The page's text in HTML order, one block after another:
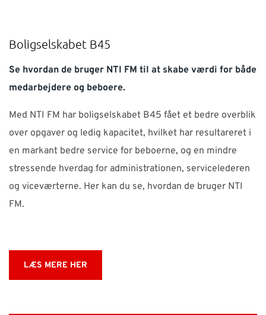
Boligselskabet B45
Se hvordan de bruger NTI FM til at skabe værdi for både
medarbejdere og beboere.
Med NTI FM har boligselskabet B45 fået et bedre overblik
over opgaver og ledig kapacitet, hvilket har resultareret i
en markant bedre service for beboerne, og en mindre
stressende hverdag for administrationen, servicelederen
og viceværterne. Her kan du se, hvordan de bruger NTI
FM.
LÆS MERE HER